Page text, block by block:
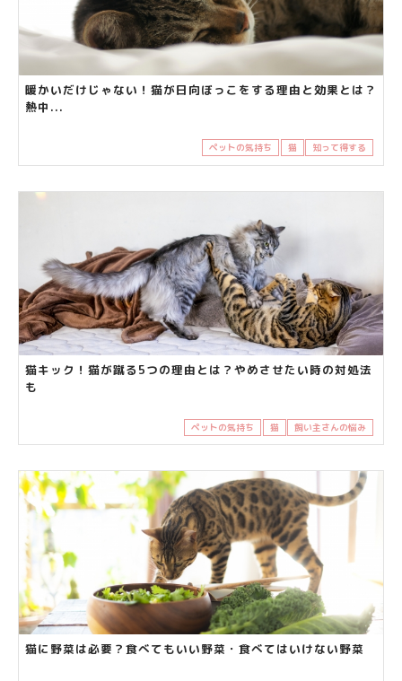
暖かいだけじゃない！猫が日向ぼっこをする理由と効果とは？
熱中...
ペットの気持ち 猫 知って得する
猫キック！猫が蹴る5つの理由とは？やめさせたい時の対処法
も
ペットの気持ち 猫 飼い主さんの悩み
猫に野菜は必要？食べてもいい野菜・食べてはいけない野菜